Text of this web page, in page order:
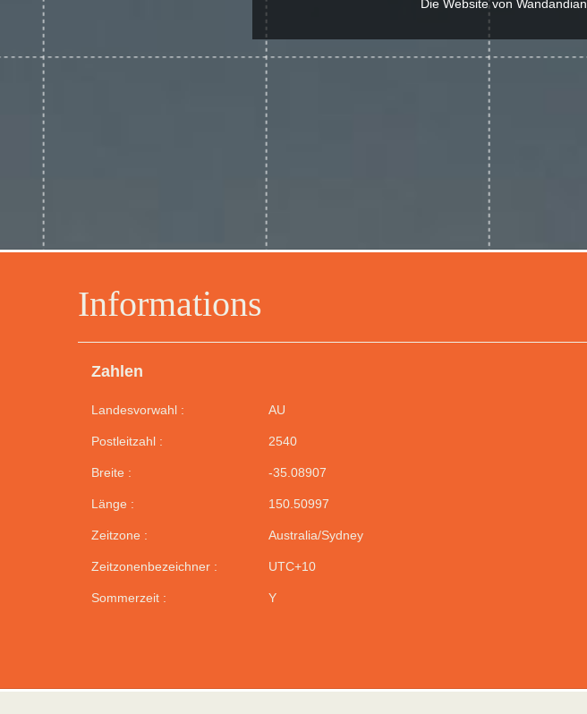
Informations
Zahlen
Landesvorwahl : AU
Postleitzahl : 2540
Breite : -35.08907
Länge : 150.50997
Zeitzone : Australia/Sydney
Zeitzonenbezeichner : UTC+10
Sommerzeit : Y
Die Website von Wandandian